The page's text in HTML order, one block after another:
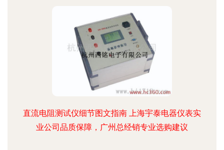
直流电阻测试仪细节图文指南 上海宇泰电器仪表实
业公司品质保障，广州总经销专业选购建议